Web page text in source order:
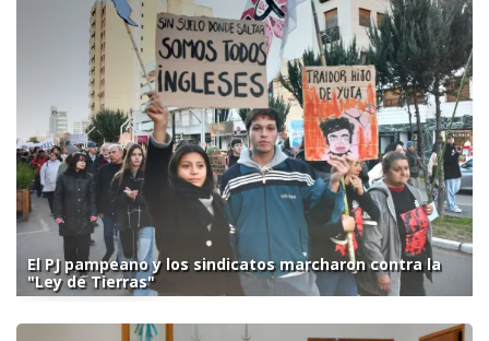
El PJ pampeano y los sindicatos marcharon contra la
"Ley de Tierras"